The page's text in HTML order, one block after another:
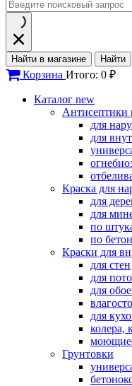
Найти в магазине Найти
Корзина Итого: 0 ₽
Каталог new
Антисептики
для
для
Краска для
для
для
по
по
Краски для
для стен
для
для
для
колера,
Грунтовки